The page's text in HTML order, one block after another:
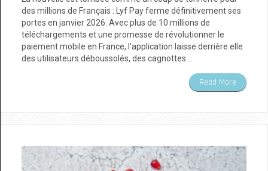
des millions de Français : Lyf Pay ferme définitivement ses
portes en janvier 2026. Avec plus de 10 millions de
téléchargements et une promesse de révolutionner le
paiement mobile en France, l'application laisse derrière elle
des utilisateurs déboussolés, des cagnottes…
Read More